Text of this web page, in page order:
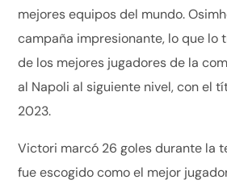
mejores equipos del mundo.
campaña impresionante, lo que lo
de los mejores jugadores de la
al Napoli al siguiente nivel, con el
2023.
Victori marcó 26 goles durante la
fue escogido como el mejor